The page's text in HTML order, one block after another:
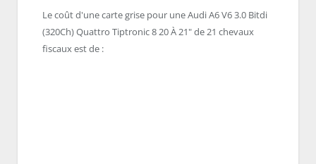
Le coût d'une carte grise pour une Audi A6 V6 3.0 Bitdi
(320Ch) Quattro Tiptronic 8 20 À 21" de 21 chevaux
fiscaux est de :